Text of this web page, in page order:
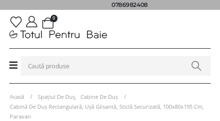
0786982408
0
Acasă Spațiul De Duș
Cabine De Duș
Cabină De Duș Rectangulară, Ușă Glisantă, Sticlă Securizată, 100x80x195 Cm,
Paravan